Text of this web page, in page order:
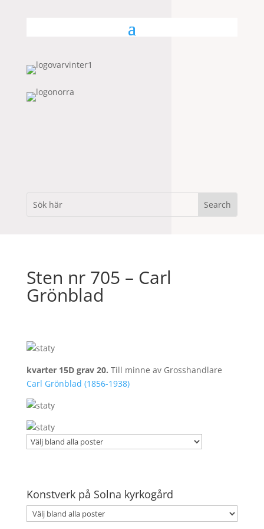
Sten nr 705 – Carl
Grönblad
kvarter 15D grav 20. Till minne av Grosshandlare
Carl Grönblad (1856-1938)
Konstverk på Solna kyrkogård